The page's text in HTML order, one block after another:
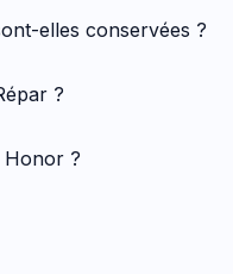
elles conservées ?
?
Honor ?